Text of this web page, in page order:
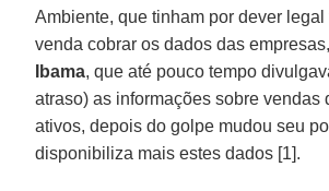
Ambiente, que tinham por dever legal
venda cobrar os dados das
Ibama, que até pouco tempo
atraso) as informações sobre vendas
ativos, depois do golpe mudou seu
disponibiliza mais estes dados [1].